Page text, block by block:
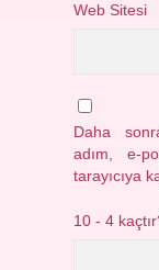
Web Sitesi
Daha
adım, e-
tarayıcıya
10 - 4